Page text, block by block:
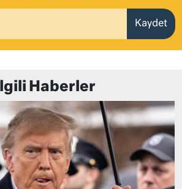
Kaydet
İlgili Haberler